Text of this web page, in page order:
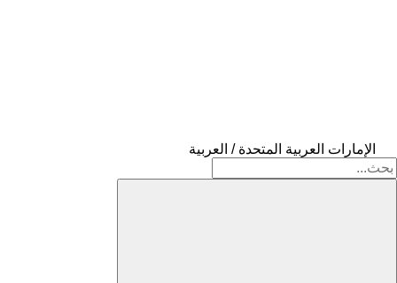
الإمارات العربية المتحدة / العربية